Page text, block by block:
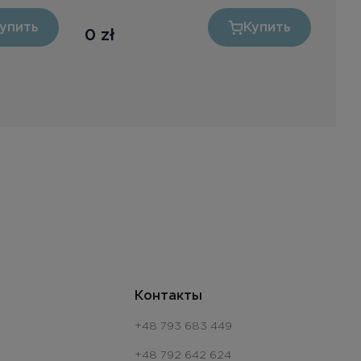
0 zł Купить
Контакты
+48 793 683 449
+48 792 642 624